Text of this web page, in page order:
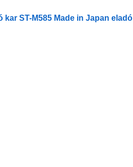
kar ST-M585 Made in Japan eladó